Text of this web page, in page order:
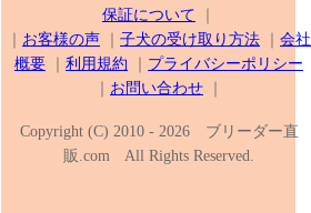
保証について
お客様の声 子犬の受け取り方法
会社
概要
利用規約
プライバシーポリシー
お問い合わせ
Copyright (C) 2010 - 2026 ブリーダー直
販.com All Rights Reserved.